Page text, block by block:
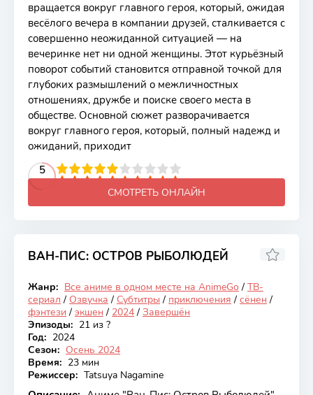
вращается вокруг главного героя, который, ожидая
весёлого вечера в компании друзей, сталкивается с
совершенно неожиданной ситуацией — на
вечеринке нет ни одной женщины. Этот курьёзный
поворот событий становится отправной точкой для
глубоких размышлений о межличностных
отношениях, дружбе и поиске своего места в
обществе. Основной сюжет разворачивается
вокруг главного героя, который, полный надежд и
ожиданий, приходит
5
4 5 6 7 8 9 10
СМОТРЕТЬ ОНЛАЙН
ВАН-ПИС: ОСТРОВ РЫБОЛЮДЕЙ
Закончен
7.91
Жанр: Все аниме в одном месте на AnimeGo / ТВ-
сериал / Озвучка / Субтитры / приключения / сёнен /
фэнтези / экшен / 2024 / Завершён
Эпизоды: 21 из ?
Год: 2024
Сезон: Осень 2024
Время: 23 мин
Режиссер: Tatsuya Nagamine